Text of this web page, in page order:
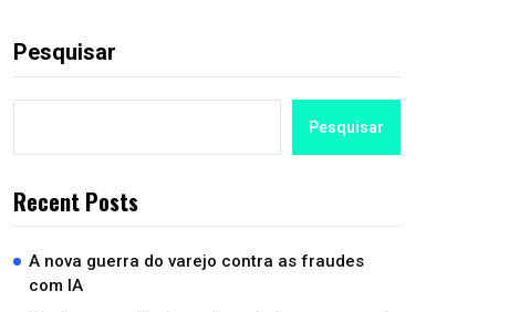
Pesquisar
Pesquisar
Recent Posts
A nova guerra do varejo contra as fraudes
com IA